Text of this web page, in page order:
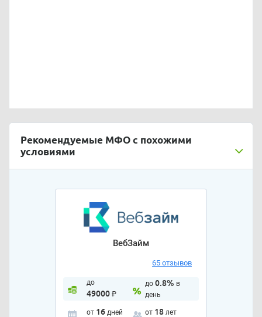
Рекомендуемые МФО с похожими
условиями
ВебЗайм
65 отзывов
до
49000₽
до 0.8% в
день
от 16 дней от 18 лет